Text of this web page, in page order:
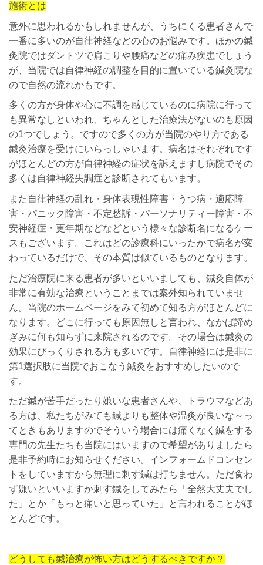
施術とは
意外に思われるかもしれませんが、
うちにくる患者さんで
一番に多いのが自律神経などの心のお悩みです。ほかの鍼
灸院ではダントツで肩こりや腰痛などの痛み疾患でしょう
が、当院では自律神経の調整を目的に置いている鍼灸院な
ので自然の流れかもです。
多くの方が身体や心に不調を感じているのに病院に行って
も異常なしといわれ、ちゃんとした治療法がないのも原因
の1つでしょう。ですので多くの方が当院のやり方である
鍼灸治療を受けにいらっしゃいます。病名はそれぞれです
がほとんどの方が自律神経の症状を訴えますし病院でその
多くは自律神経失調症と診断されてもいます。
また自律神経の乱れ・身体表現性障害・うつ病・適応障
害・パニック障害・不定愁訴・パーソナリティー障害・不
安神経症・更年期などなどという様々な診断名になるケー
スもございます。これはどの診療科にいったかで病名が変
わっているだけで、その本質は似ているものとなります。
ただ治療院に来る患者が多いといいましても、鍼灸自体が
非常に有効な治療ということまでは案外知られていませ
ん。当院のホームページをみて初めて知る方がほとんどに
なります。どこに行っても原因無しと言われ、なかば諦め
ぎみに何も知らずに来院されるのです。その場合は鍼灸の
効果にびっくりされる方も多いです。自律神経には是非に
第1選択肢に当院でおこなう鍼灸をおすすめしたいので
す。
ただ鍼が苦手だったり嫌いな患者さんや、トラウマなどあ
る方は、私たちがみても鍼よりも整体や温灸が良いな～っ
てときもありますのでそういう場合には痛くなく鍼をする
専門の先生たちも当院にはいますので希望がありましたら
是非予約時にお知らせください。インフォームドコンセン
トをしていますから無理に刺す鍼は打ちません。ただ食わ
ず嫌いといいますか刺す鍼をしてみたら「全然大丈夫でし
た」とか「もっと痛いと思っていた」と言われることがほ
とんどです。
どうしても鍼治療が怖い方はどうするべきですか？